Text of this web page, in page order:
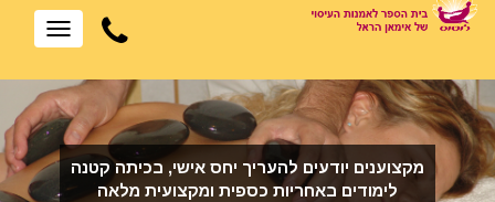
Toggle
מקצוענים יודעים להעריך יחס אישי, בכיתה קטנה
לימודים באחריות כספית ומקצועית מלאה